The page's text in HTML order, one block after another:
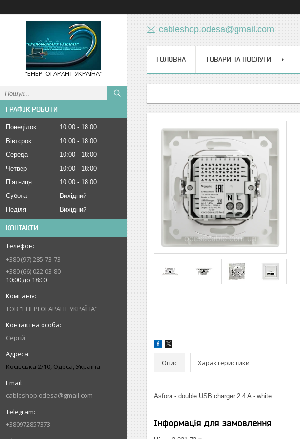
"ЕНЕРГОГАРАНТ УКРАЇНА"
ГРАФІК РОБОТИ
Понеділок 10:00
18:00
Вівторок
10:00
18:00
Середа
10:00
18:00
Четвер
10:00
18:00
Пʼятниця
10:00
18:00
Субота
Вихідний
Неділя
Вихідний
КОНТАКТИ
+380 (97) 285-73-73
+380 (66) 022-03-80
10:00 до 18:00
ТОВ "ЕНЕРГОГАРАНТ УКРАЇНА"
Сергій
Косівська 2/10, Одеса, Україна
cableshop.odesa@gmail.com
+380972857373
cableshop.odesa@gmail.com
ГОЛОВНА ТОВАРИ ТА ПОСЛУГИ
Опис Характеристики
Asfora - double USB charger 2.4 A - white
Інформація для замовлення